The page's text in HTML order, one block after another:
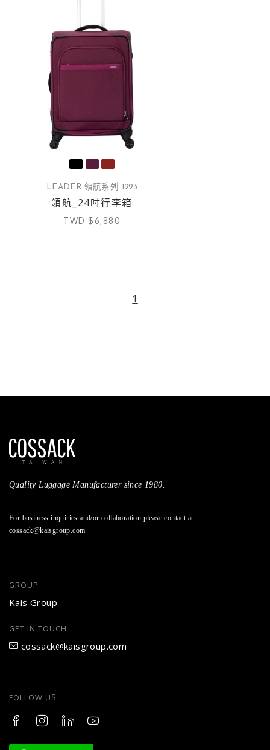
LEADER 領航系列 1223
領航_24吋行李箱
TWD $6,880
1
Quality Luggage Manufacturer since 1980.
For business inquiries and/or collaboration please contact at
cossack@kaisgroup.com
GROUP
Kais Group
GET IN TOUCH
cossack@kaisgroup.com
FOLLOW US